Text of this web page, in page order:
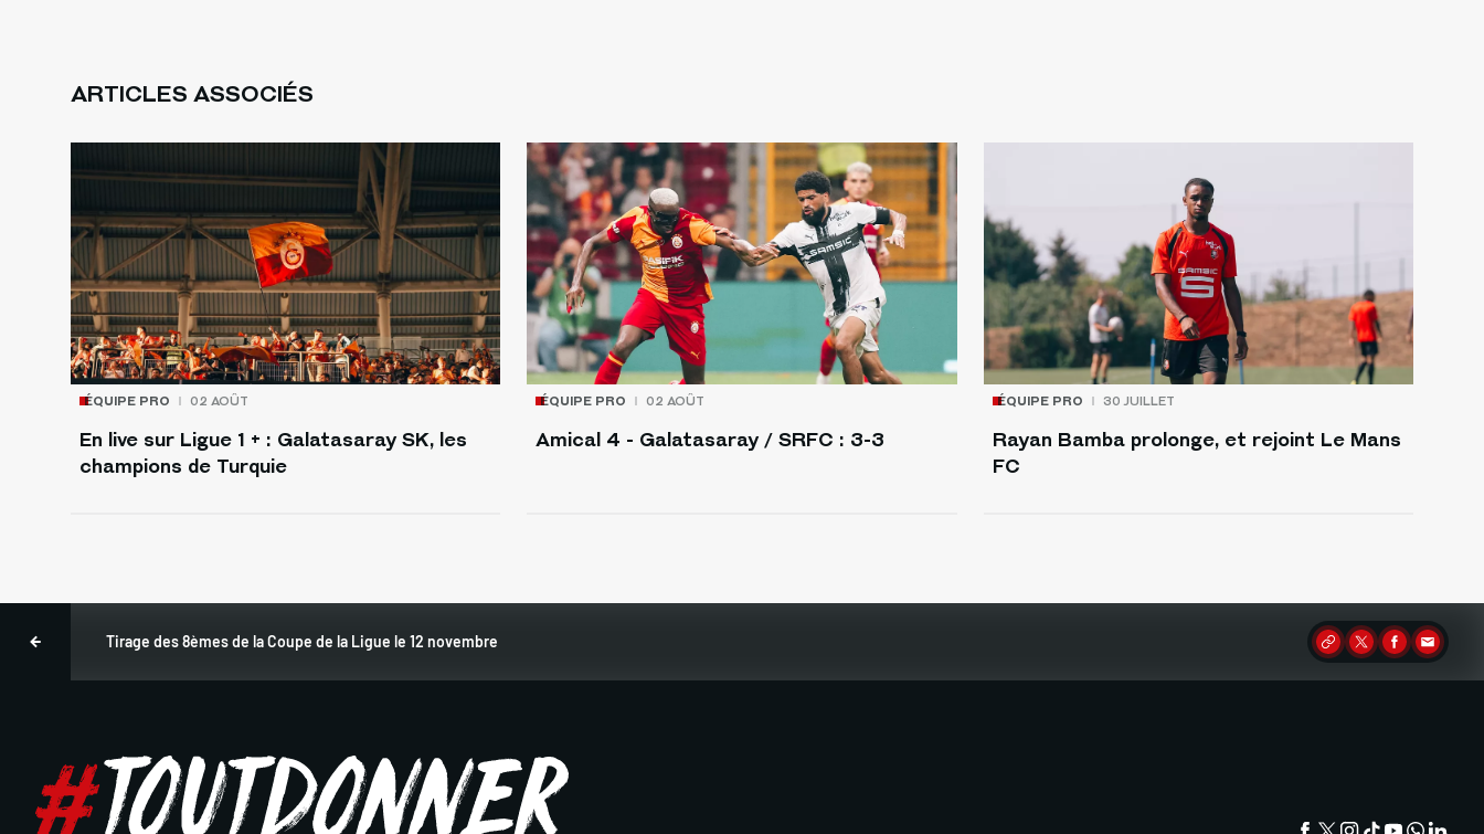
ARTICLES ASSOCIÉS
ÉQUIPE PRO 02 AOÛT
En live sur Ligue 1 + : Galatasaray SK, les
champions de Turquie
ÉQUIPE PRO 02 AOÛT
Amical 4 - Galatasaray / SRFC : 3-3
ÉQUIPE PRO 30 JUILLET
Rayan Bamba prolonge, et rejoint Le Mans
FC
Tirage des 8èmes de la Coupe de la Ligue le 12 novembre Partager